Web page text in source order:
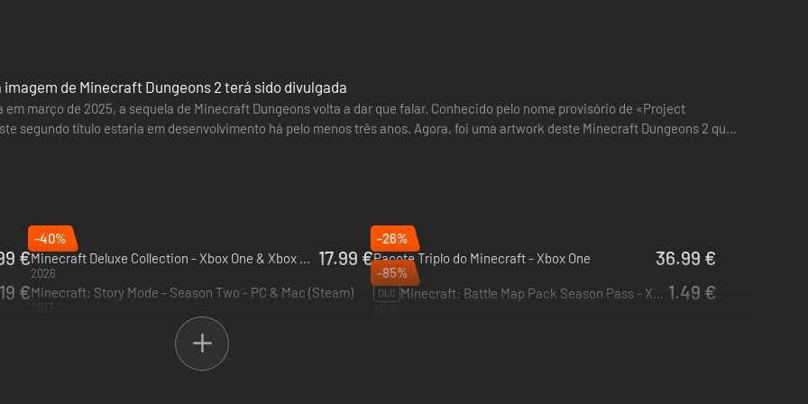
o maligno Arce-Illager!
de Minecraft Dungeons 2 terá sido divulgada
março de 2025, a sequela de Minecraft Dungeons volta a dar que falar. Conhecido pelo nome provisório de «Project
segundo título estaria em desenvolvimento há pelo menos três anos. Agora, foi uma artwork deste Minecraft Dungeons 2 que
pelo…
€
-40%
Minecraft Deluxe Collection - Xbox One & Xbox Series X|S
2026
17.99 €
-26%
Pacote Triplo do Minecraft - Xbox One
2025
36.99 €
€Minecraft: Story Mode - Season Two - PC & Mac (Steam)
2017
-85%
DLC Minecraft: Battle Map Pack Season Pass - Xbox One & Xbox Series X|S 1.49 €